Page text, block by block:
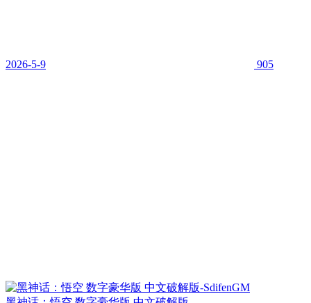
2026-5-9 905